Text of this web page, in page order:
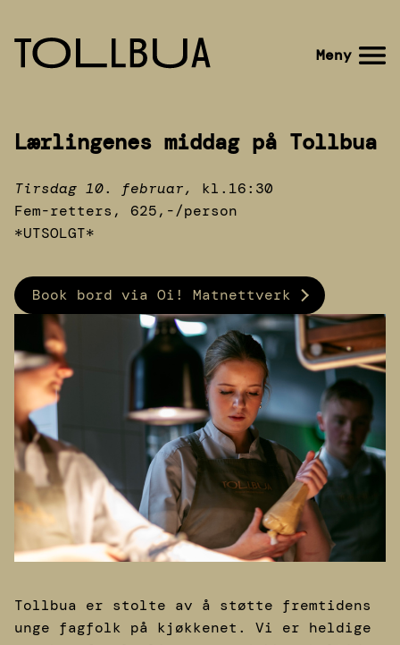
hovedinnhold
til
Meny
Lærlingenes middag på Tollbua
Tirsdag 10. februar, kl.16:30
Fem-retters, 625,-/person
*UTSOLGT*
Book bord via Oi! Matnettverk
Tollbua er stolte av å støtte fremtidens
unge fagfolk på kjøkkenet. Vi er heldige